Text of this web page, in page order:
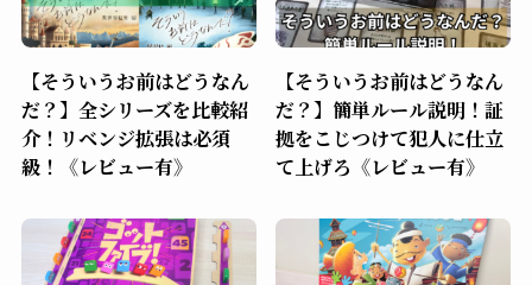
【そういうお前はどうなん
だ？】全シリーズを比較紹
介！リベンジ拡張は必須
級！《レビュー有》
【そういうお前はどうなん
だ？】簡単ルール説明！証
拠をこじつけて犯人に仕立
て上げろ《レビュー有》